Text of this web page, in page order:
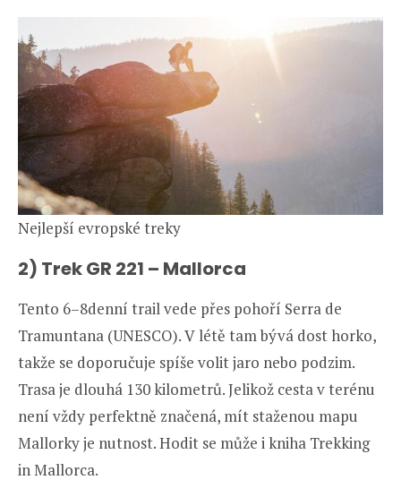
Nejlepší evropské treky
2) Trek GR 221 – Mallorca
Tento 6–8denní trail vede přes pohoří Serra de
Tramuntana (UNESCO). V létě tam bývá dost horko,
takže se doporučuje spíše volit jaro nebo podzim.
Trasa je dlouhá 130 kilometrů. Jelikož cesta v terénu
není vždy perfektně značená, mít staženou mapu
Mallorky je nutnost. Hodit se může i kniha Trekking
in Mallorca.